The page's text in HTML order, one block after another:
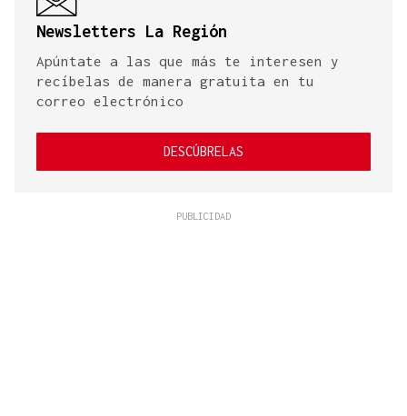
Newsletters La Región
Apúntate a las que más te interesen y
recíbelas de manera gratuita en tu
correo electrónico
DESCÚBRELAS